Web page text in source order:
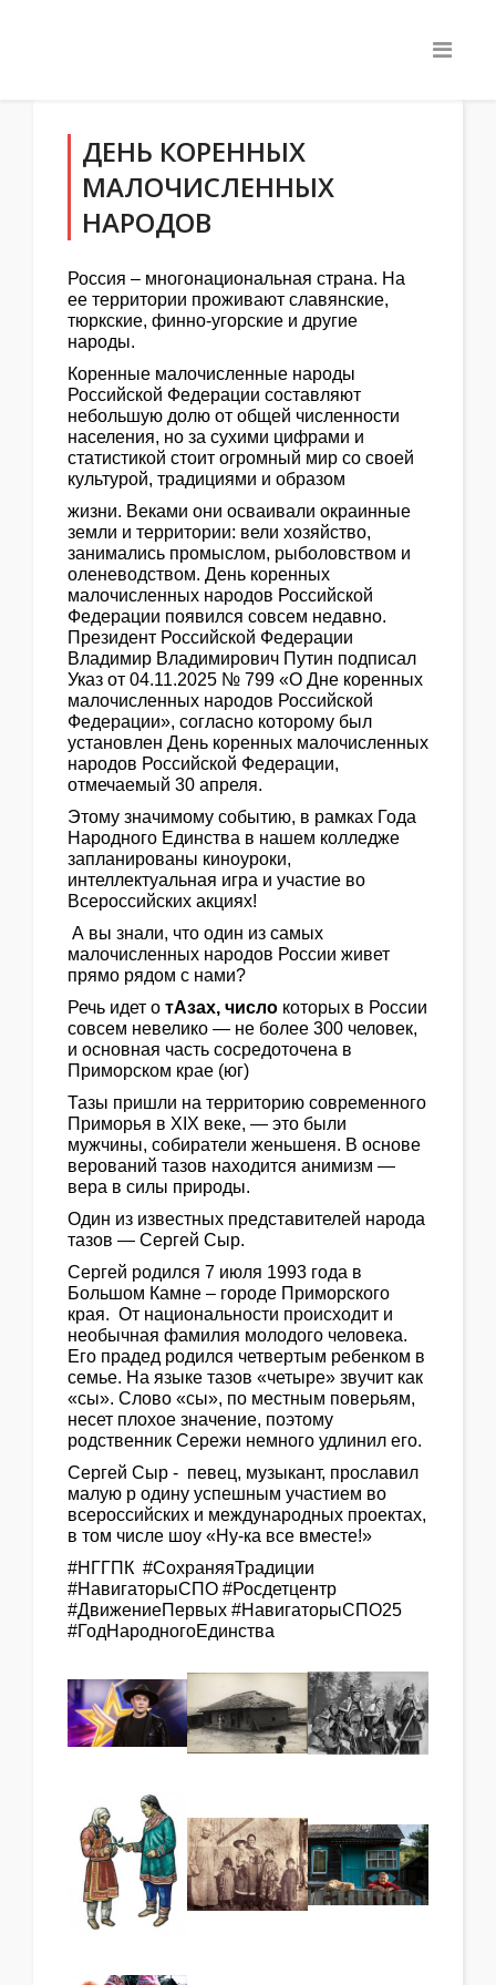
ДЕНЬ КОРЕННЫХ
МАЛОЧИСЛЕННЫХ
НАРОДОВ
Россия – многонациональная страна. На
ее территории проживают славянские,
тюркские, финно-угорские и другие
народы.
Коренные малочисленные народы
Российской Федерации составляют
небольшую долю от общей численности
населения, но за сухими цифрами и
статистикой стоит огромный мир со своей
культурой, традициями и образом
жизни. Веками они осваивали окраинные
земли и территории: вели хозяйство,
занимались промыслом, рыболовством и
оленеводством. День коренных
малочисленных народов Российской
Федерации появился совсем недавно.
Президент Российской Федерации
Владимир Владимирович Путин подписал
Указ от 04.11.2025 № 799 «О Дне коренных
малочисленных народов Российской
Федерации», согласно которому был
установлен День коренных малочисленных
народов Российской Федерации,
отмечаемый 30 апреля.
Этому значимому событию, в рамках Года
Народного Единства в нашем колледже
запланированы киноуроки,
интеллектуальная игра и участие во
Всероссийских акциях!
А вы знали, что один из самых
малочисленных народов России живет
прямо рядом с нами?
Речь идет о тАзах, число которых в России
совсем невелико — не более 300 человек,
и основная часть сосредоточена в
Приморском крае (юг)
Тазы пришли на территорию современного
Приморья в XIX веке, — это были
мужчины, собиратели женьшеня. В основе
верований тазов находится анимизм —
вера в силы природы.
Один из известных представителей народа
тазов — Сергей Сыр.
Сергей родился 7 июля 1993 года в
Большом Камне – городе Приморского
края. От национальности происходит и
необычная фамилия молодого человека.
Его прадед родился четвертым ребенком в
семье. На языке тазов «четыре» звучит как
«сы». Слово «сы», по местным поверьям,
несет плохое значение, поэтому
родственник Сережи немного удлинил его.
Сергей Сыр - певец, музыкант, прославил
малую р одину успешным участием во
всероссийских и международных проектах,
в том числе шоу «Ну-ка все вместе!»
#НГГПК #СохраняяТрадиции
#НавигаторыСПО #Росдетцентр
#ДвижениеПервых #НавигаторыСПО25
#ГодНародногоЕдинства